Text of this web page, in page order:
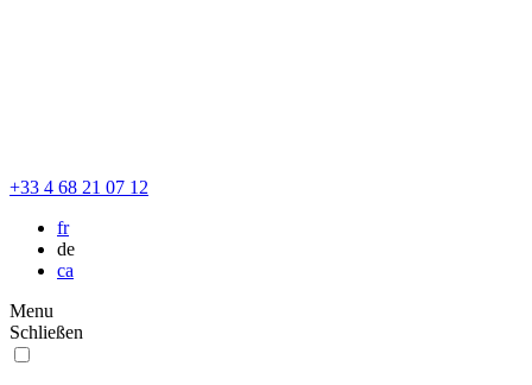
+33 4 68 21 07 12
fr
de
ca
Menu
Schließen